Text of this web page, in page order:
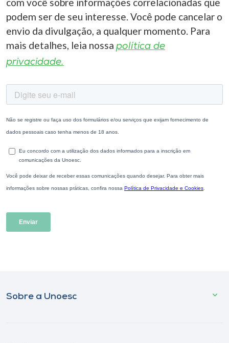
podem ser de seu interesse. Você pode cancelar o
envio da divulgação, a qualquer momento. Para
mais detalhes, leia nossa política de
privacidade.
Sobre a Unoesc